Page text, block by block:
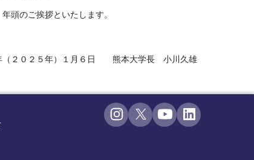
頭のご挨拶といたします。
熊本大学長 小川久雄